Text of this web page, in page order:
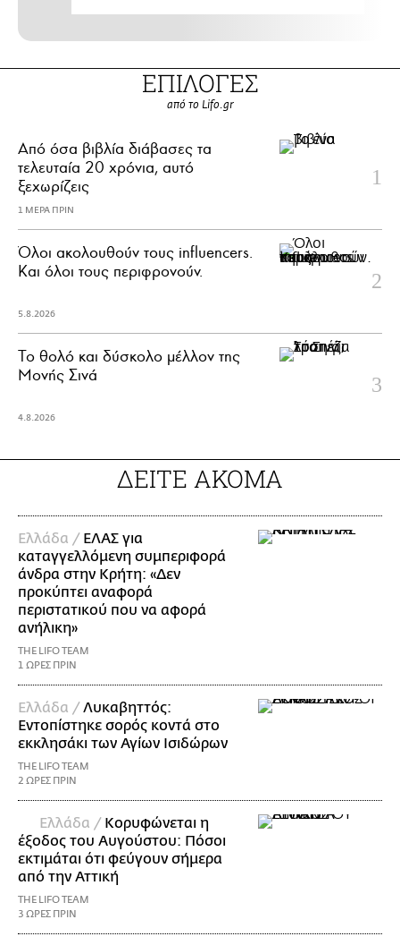
ΕΠΙΛΟΓΕΣ
από το Lifo.gr
Από όσα βιβλία διάβασες τα
τελευταία 20 χρόνια, αυτό
ξεχωρίζεις
1 ΜΕΡΑ ΠΡΙΝ
Όλοι ακολουθούν τους influencers.
Και όλοι τους περιφρονούν.
5.8.2026
Το θολό και δύσκολο μέλλον της
Μονής Σινά
4.8.2026
ΔΕΙΤΕ ΑΚΟΜΑ
Ελλάδα / ΕΛΑΣ για
καταγγελλόμενη συμπεριφορά
άνδρα στην Κρήτη: «Δεν
προκύπτει αναφορά
περιστατικού που να αφορά
ανήλικη»
THE LIFO TEAM
1 ΩΡΕΣ ΠΡΙΝ
Ελλάδα /Λυκαβηττός:
Εντοπίστηκε σορός κοντά στο
εκκλησάκι των Αγίων Ισιδώρων
THE LIFO TEAM
2 ΩΡΕΣ ΠΡΙΝ
Ελλάδα / Κορυφώνεται η
έξοδος του Αυγούστου: Πόσοι
εκτιμάται ότι φεύγουν σήμερα
από την Αττική
THE LIFO TEAM
3 ΩΡΕΣ ΠΡΙΝ